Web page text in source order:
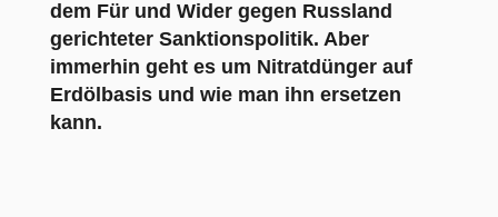
dem Für und Wider gegen Russland
gerichteter Sanktionspolitik. Aber
immerhin geht es um Nitratdünger auf
Erdölbasis und wie man ihn ersetzen
kann.